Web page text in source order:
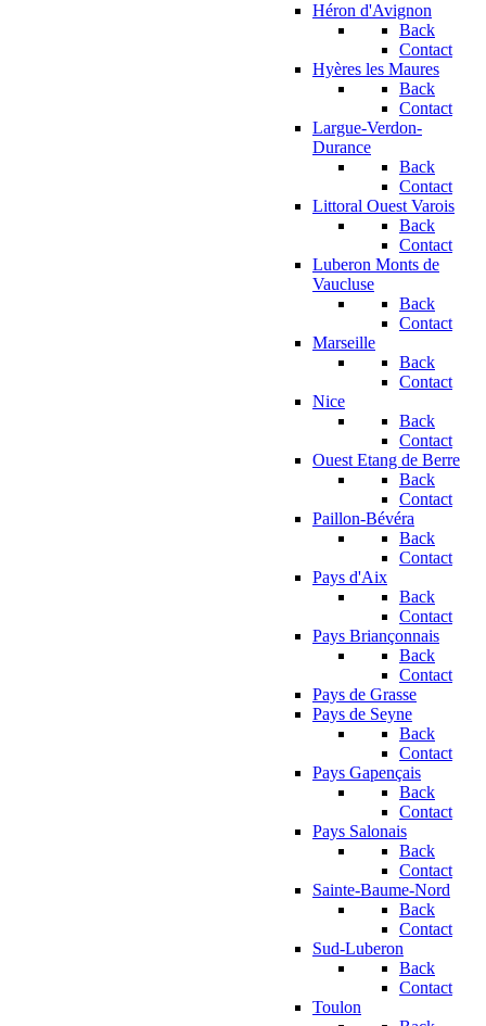
Héron d'Avignon
Back
Contact
Hyères les Maures
Back
Contact
Largue-Verdon-
Durance
Back
Contact
Littoral Ouest Varois
Back
Contact
Luberon Monts de
Vaucluse
Back
Contact
Marseille
Back
Contact
Nice
Back
Contact
Ouest Etang de Berre
Back
Contact
Paillon-Bévéra
Back
Contact
Pays d'Aix
Back
Contact
Pays Briançonnais
Back
Contact
Pays de Grasse
Pays de Seyne
Back
Contact
Pays Gapençais
Back
Contact
Pays Salonais
Back
Contact
Sainte-Baume-Nord
Back
Contact
Sud-Luberon
Back
Contact
Toulon